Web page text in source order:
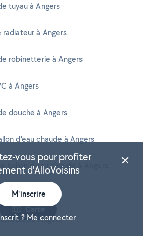
tuyau à Angers
à Angers
robinetterie à Angers
à Angers
douche à Angers
d'eau chaude à Angers
ballon d'eau chaude à Angers
à Angers
toilettes à Angers
Carte
vous pour profiter
d'AlloVoisins
M'inscrire
? Me connecter